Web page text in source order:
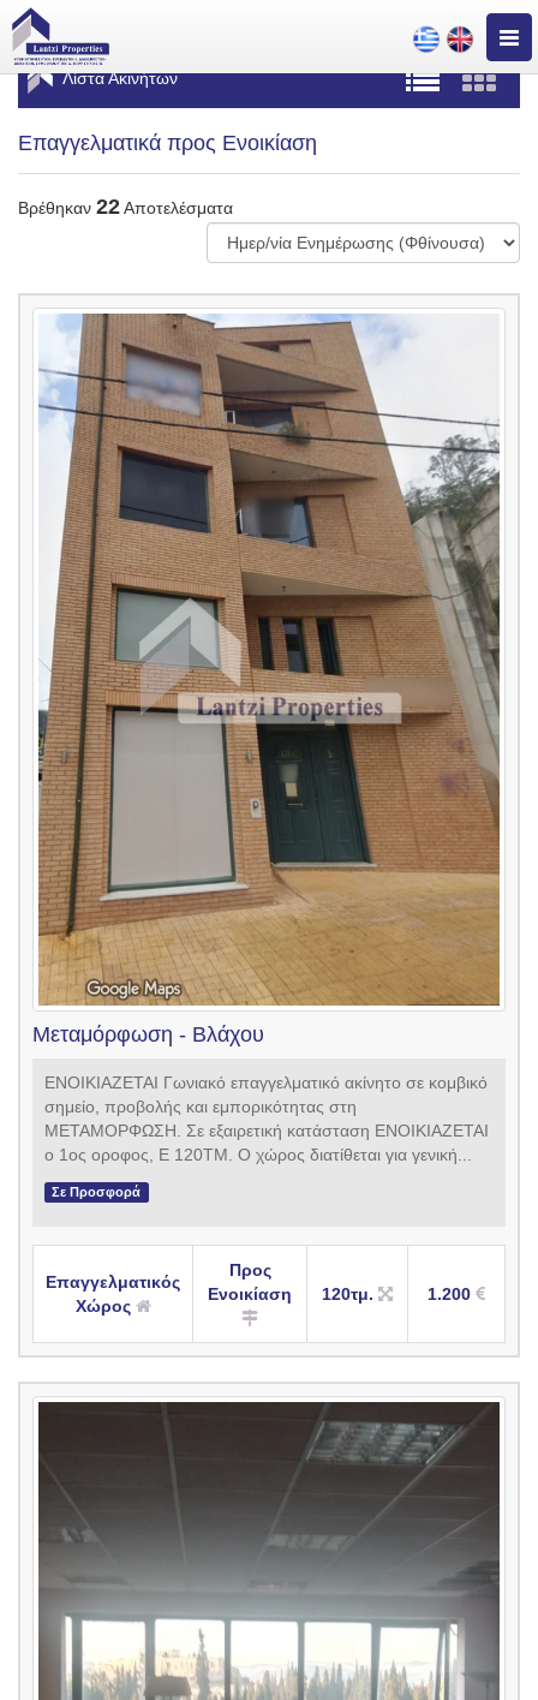
Λίστα Ακινήτων
Επαγγελματικά προς Ενοικίαση
Βρέθηκαν 22Αποτελέσματα
Μεταμόρφωση - Βλάχου
ΕΝΟΙΚΙΑΖΕΤΑΙ Γωνιακό επαγγελματικό ακίνητο σε κομβικό
σημείο, προβολής και εμπορικότητας στη
ΜΕΤΑΜΟΡΦΩΣΗ. Σε εξαιρετική κατάσταση ΕΝΟΙΚΙΑΖΕΤΑΙ
ο 1ος οροφος, Ε 120ΤΜ. Ο χώρος διατίθεται για γενική...
Σε Προσφορά
Επαγγελματικός
Χώρος
Προς
Ενοικίαση
120τμ. 1.200